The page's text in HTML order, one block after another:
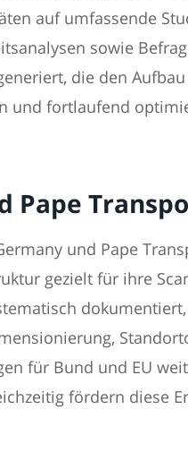
auf umfassende
sowie
die den
und fortlaufend
Pape
und Pape
gezielt für ihre
für Bund und EU
fördern diese